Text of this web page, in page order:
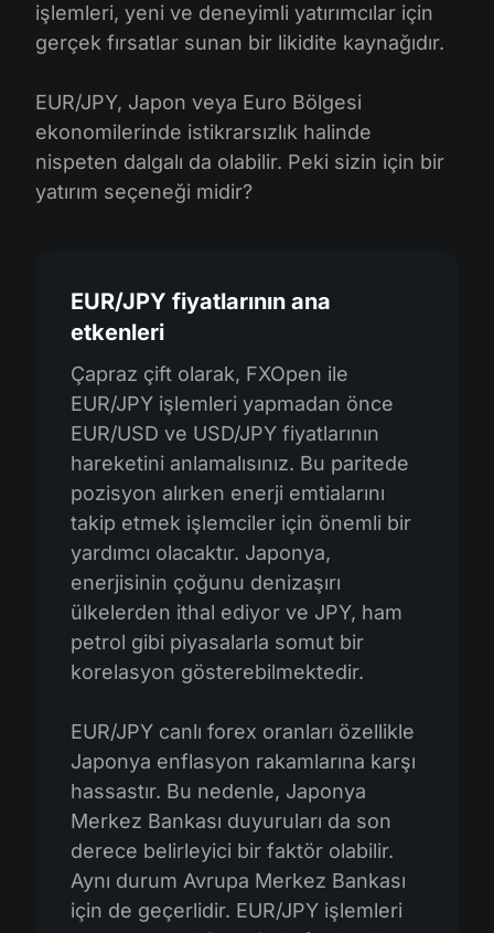
işlemleri, yeni ve deneyimli yatırımcılar için
gerçek fırsatlar sunan bir likidite kaynağıdır.
EUR/JPY, Japon veya Euro Bölgesi
ekonomilerinde istikrarsızlık halinde
nispeten dalgalı da olabilir. Peki sizin için bir
yatırım seçeneği midir?
EUR/JPY fiyatlarının ana
etkenleri
Çapraz çift olarak, FXOpen ile
EUR/JPY işlemleri yapmadan önce
EUR/USD ve USD/JPY fiyatlarının
hareketini anlamalısınız. Bu paritede
pozisyon alırken enerji emtialarını
takip etmek işlemciler için önemli bir
yardımcı olacaktır. Japonya,
enerjisinin çoğunu denizaşırı
ülkelerden ithal ediyor ve JPY, ham
petrol gibi piyasalarla somut bir
korelasyon gösterebilmektedir.
EUR/JPY canlı forex oranları özellikle
Japonya enflasyon rakamlarına karşı
hassastır. Bu nedenle, Japonya
Merkez Bankası duyuruları da son
derece belirleyici bir faktör olabilir.
Aynı durum Avrupa Merkez Bankası
için de geçerlidir. EUR/JPY işlemleri